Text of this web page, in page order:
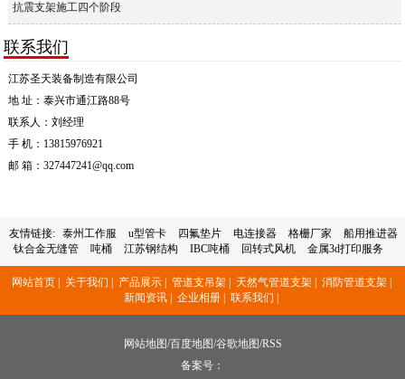
抗震支架施工四个阶段
联系我们
江苏圣天装备制造有限公司
地 址：泰兴市通江路88号
联系人：刘经理
手 机：13815976921
邮 箱：327447241@qq.com
友情链接: 泰州工作服 u型管卡 四氟垫片 电连接器 格栅厂家
船用推进器
钛合金无缝管
吨桶 江苏钢结构 IBC吨桶 回转式风机 金属3d打印服务
网站首页 | 关于我们 | 产品展示 | 管道支吊架 | 天然气管道支架 |
消防管道支架 |
新闻资讯 |
企业相册 | 联系我们 |
网站地图/百度地图/谷歌地图/RSS
备案号：